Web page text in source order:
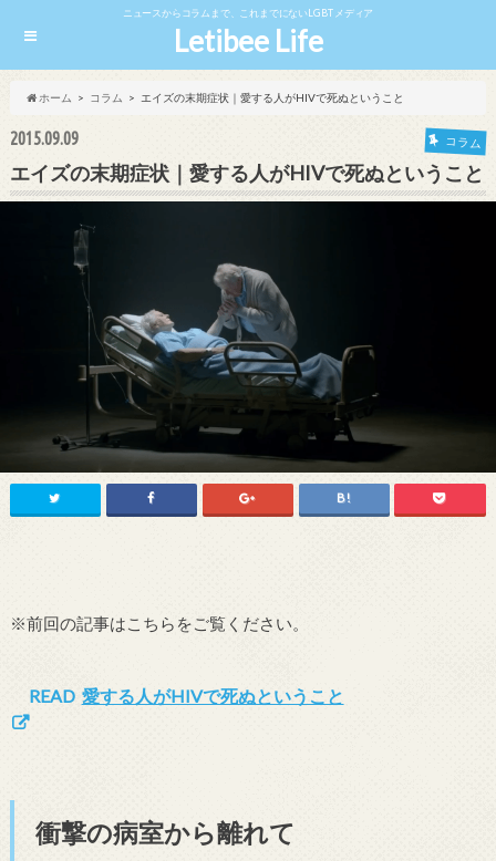
ニュースからコラムまで、これまでにないLGBTメディア
Letibee Life
ホーム コラム エイズの末期症状｜愛する人がHIVで死ぬということ
2015.09.09 コラム
エイズの末期症状｜愛する人がHIVで死ぬということ
※前回の記事はこちらをご覧ください。
READ 愛する人がHIVで死ぬということ
衝撃の病室から離れて